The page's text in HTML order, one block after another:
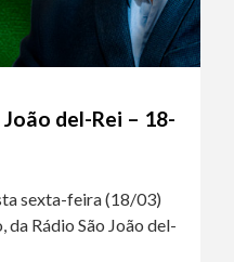
del-Rei – 18-
sexta-feira (18/03)
Rádio São João del-